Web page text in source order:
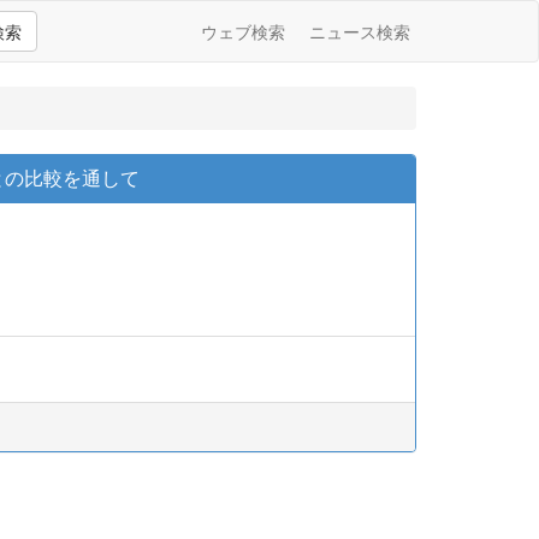
索 ウェブ検索 ニュース検索
比較を通して